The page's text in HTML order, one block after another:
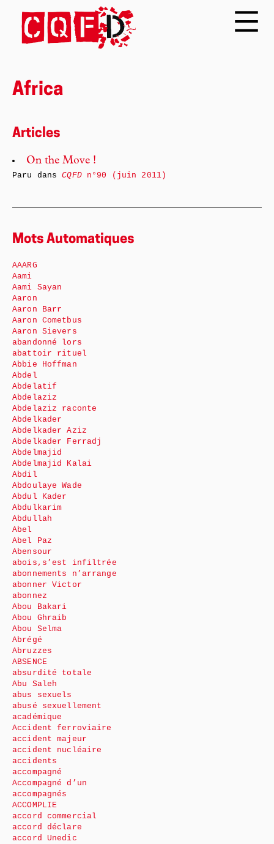
Africa
Articles
On the Move !
Paru dansCQFDn°90 (juin 2011)
Mots Automatiques
AAARG
Aami
Aami Sayan
Aaron
Aaron Barr
Aaron Cometbus
Aaron Sievers
abandonné lors
abattoir rituel
Abbie Hoffman
Abdel
Abdelatif
Abdelaziz
Abdelaziz raconte
Abdelkader
Abdelkader Aziz
Abdelkader Ferradj
Abdelmajid
Abdelmajid Kalai
Abdil
Abdoulaye Wade
Abdul Kader
Abdulkarim
Abdullah
Abel
Abel Paz
Abensour
abois,s’est infiltrée
abonnements n’arrange
abonner Victor
abonnez
Abou Bakari
Abou Ghraib
Abou Selma
Abrégé
Abruzzes
ABSENCE
absurdité totale
Abu Saleh
abus sexuels
abusé sexuellement
académique
Accident ferroviaire
accident majeur
accident nucléaire
accidents
accompagné
Accompagné d’un
accompagnés
ACCOMPLIE
accord commercial
accord déclare
accord Unedic